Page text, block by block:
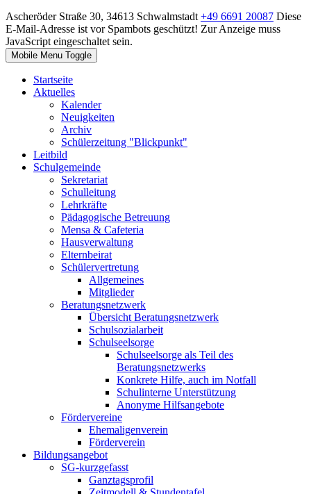
Ascheröder Straße 30, 34613 Schwalmstadt +49 6691 20087 Diese
E-Mail-Adresse ist vor Spambots geschützt! Zur Anzeige muss
JavaScript eingeschaltet sein.
Mobile Menu Toggle
Startseite
Aktuelles
Kalender
Neuigkeiten
Archiv
Schülerzeitung "Blickpunkt"
Leitbild
Schulgemeinde
Sekretariat
Schulleitung
Lehrkräfte
Pädagogische Betreuung
Mensa & Cafeteria
Hausverwaltung
Elternbeirat
Schülervertretung
Allgemeines
Mitglieder
Beratungsnetzwerk
Übersicht Beratungsnetzwerk
Schulsozialarbeit
Schulseelsorge
Schulseelsorge als Teil des
Beratungsnetzwerks
Konkrete Hilfe, auch im Notfall
Schulinterne Unterstützung
Anonyme Hilfsangebote
Fördervereine
Ehemaligenverein
Förderverein
Bildungsangebot
SG-kurzgefasst
Ganztagsprofil